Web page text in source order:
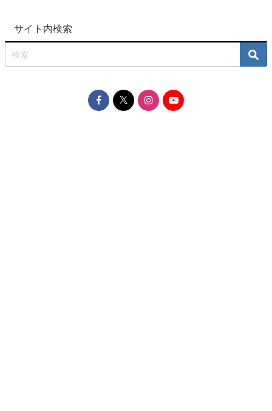
サイト内検索